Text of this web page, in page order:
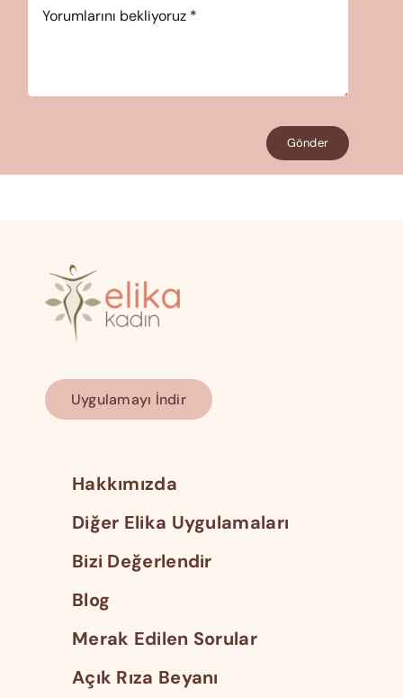
Gönder
Uygulamayı İndir
Hakkımızda
Diğer Elika Uygulamaları
Bizi Değerlendir
Blog
Merak Edilen Sorular
Açık Rıza Beyanı